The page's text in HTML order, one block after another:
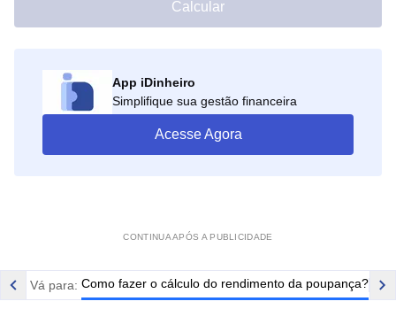
Calcular
App iDinheiro
Simplifique sua gestão financeira
Acesse Agora
CONTINUA APÓS A PUBLICIDADE
Vá para:
poupança? Como fazer o cálculo do rendimento da poupança?